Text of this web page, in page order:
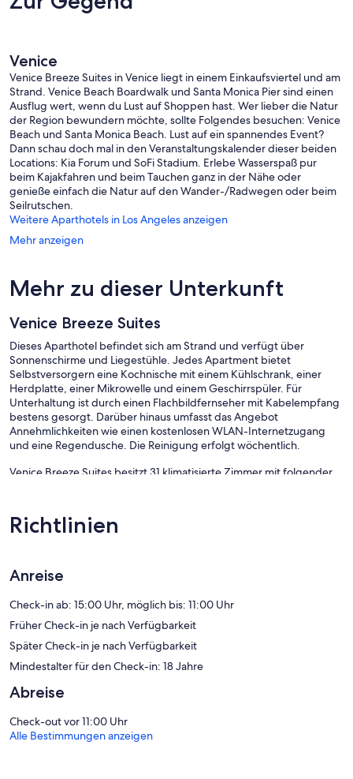
West
Venice
Venice Breeze Suites in Venice liegt in einem Einkaufsviertel und am
Strand. Venice Beach Boardwalk und Santa Monica Pier sind einen
Ausflug wert, wenn du Lust auf Shoppen hast. Wer lieber die Natur
der Region bewundern möchte, sollte Folgendes besuchen: Venice
Beach und Santa Monica Beach. Lust auf ein spannendes Event?
Dann schau doch mal in den Veranstaltungskalender dieser beiden
Locations: Kia Forum und SoFi Stadium. Erlebe Wasserspaß pur
beim Kajakfahren und beim Tauchen ganz in der Nähe oder
genieße einfach die Natur auf den Wander-/Radwegen oder beim
Seilrutschen.
Weitere Aparthotels in Los Angeles anzeigen
Mehr anzeigen
Mehr zu dieser Unterkunft
Venice Breeze Suites
Dieses Aparthotel befindet sich am Strand und verfügt über
Sonnenschirme und Liegestühle. Jedes Apartment bietet
Selbstversorgern eine Kochnische mit einem Kühlschrank, einer
Herdplatte, einer Mikrowelle und einem Geschirrspüler. Für
Unterhaltung ist durch einen Flachbildfernseher mit Kabelempfang
bestens gesorgt. Darüber hinaus umfasst das Angebot
Annehmlichkeiten wie einen kostenlosen WLAN-Internetzugang
und eine Regendusche. Die Reinigung erfolgt wöchentlich.
Venice Breeze Suites besitzt 31 klimatisierte Zimmer mit folgender
Wohneinheiten mit Kochnischen, zu deren Ausstattung
Kühlschrank, Herdplatte, Mikrowelle und
Toilettenartikel.
den Zimmern stehen 28-Zoll-Flachbildfernseher mit Kabelempfang
zur Verfügung. Der Reinigungsservice wird wöchentlich angeboten.
Die unten aufgeführten Freizeitaktivitäten werden entweder vor
Ort oder in der Nähe angeboten. Es können dabei Gebühren
anfallen.
Richtlinien
Anreise
Check-in ab: 15:00 Uhr, möglich bis: 11:00 Uhr
Früher Check-in je nach Verfügbarkeit
Später Check-in je nach Verfügbarkeit
Mindestalter für den Check-in: 18 Jahre
Abreise
Check-out vor 11:00 Uhr
Alle Bestimmungen anzeigen